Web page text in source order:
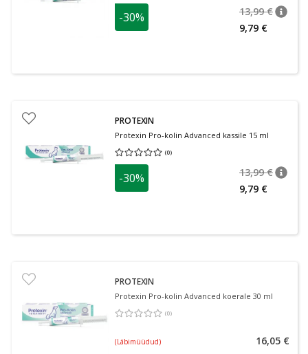
-30% 13,99 €
9,79 €
PROTEXIN
Protexin Pro-kolin Advanced kassile 15 ml
(0)
Keskmine hinnang 0.00
-30% 13,99 €
9,79 €
PROTEXIN
Protexin Pro-kolin Advanced koerale 30 ml
(0)
Keskmine hinnang 0.00
(Läbimüüdud) 16,05 €